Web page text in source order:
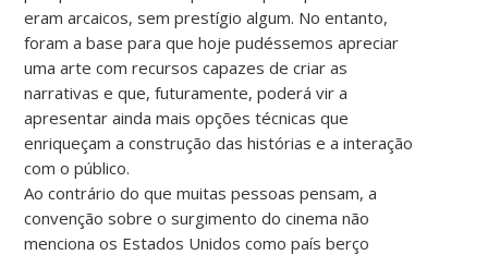
eram arcaicos, sem prestígio algum. No entanto,
foram a base para que hoje pudéssemos apreciar
uma arte com recursos capazes de criar as
narrativas e que, futuramente, poderá vir a
apresentar ainda mais opções técnicas que
enriqueçam a construção das histórias e a interação
com o público.
Ao contrário do que muitas pessoas pensam, a
convenção sobre o surgimento do cinema não
menciona os Estados Unidos como país berço